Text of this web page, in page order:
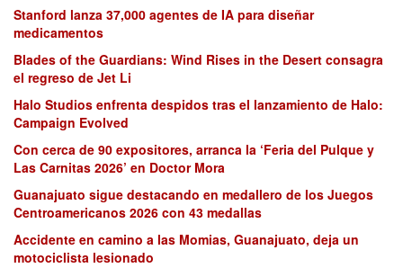
Stanford lanza 37,000 agentes de IA para diseñar
medicamentos
Blades of the Guardians: Wind Rises in the Desert consagra
el regreso de Jet Li
Halo Studios enfrenta despidos tras el lanzamiento de Halo:
Campaign Evolved
Con cerca de 90 expositores, arranca la ‘Feria del Pulque y
Las Carnitas 2026’ en Doctor Mora
Guanajuato sigue destacando en medallero de los Juegos
Centroamericanos 2026 con 43 medallas
Accidente en camino a las Momias, Guanajuato, deja un
motociclista lesionado